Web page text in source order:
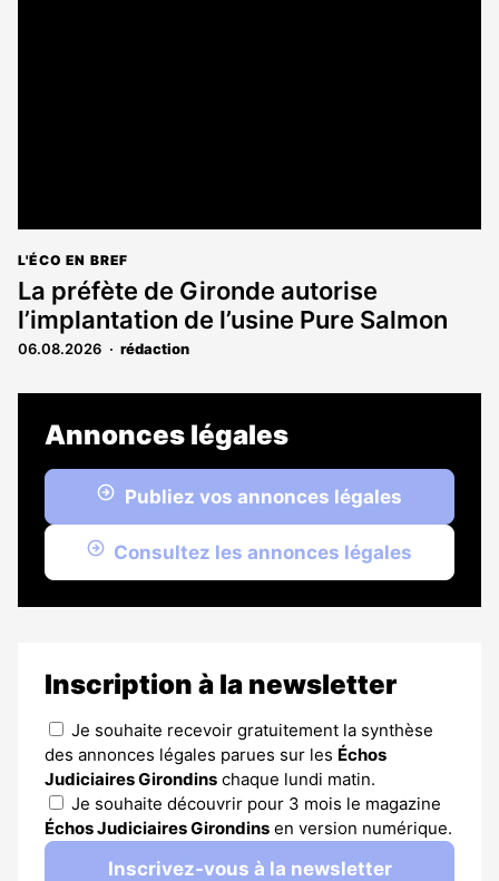
L'ÉCO EN BREF
La préfète de Gironde autorise
l’implantation de l’usine Pure Salmon
06.08.2026 rédaction
Annonces légales
Publiez vos annonces légales
Consultez les annonces légales
Inscription à la newsletter
Je souhaite recevoir gratuitement la synthèse
des annonces légales parues sur les Échos
Judiciaires Girondins chaque lundi matin.
Je souhaite découvrir pour 3 mois le magazine
Échos Judiciaires Girondins en version numérique.
Inscrivez-vous à la newsletter